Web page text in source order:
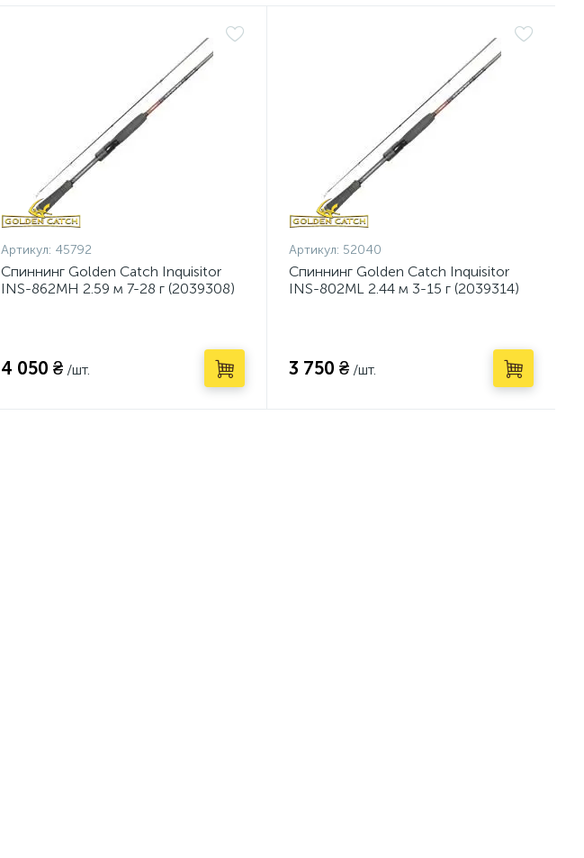
Артикул: 45792
Спиннинг Golden Catch Inquisitor
INS-862MH 2.59 м 7-28 г (2039308)
4 050 ₴ /шт.
Артикул: 52040
Спиннинг Golden Catch Inquisitor
INS-802ML 2.44 м 3-15 г (2039314)
3 750 ₴ /шт.